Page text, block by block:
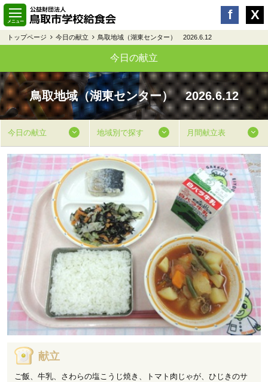
トップページ 今日の献立 鳥取地域（湖東センター） 2026.6.12
今日の献立
鳥取地域（湖東センター） 2026.6.12
今日の献立 地域別で探す 月間献立表
献立
ご飯、牛乳、さわらの塩こうじ焼き、トマト肉じゃが、ひじきのサ